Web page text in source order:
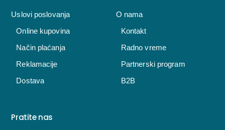
Uslovi poslovanja
Online kupovina
Način plaćanja
Reklamacije
Dostava
O nama
Kontakt
Radno vreme
Partnerski program
B2B
Pratite nas